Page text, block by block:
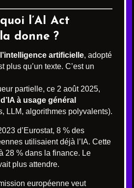
l’AI Act
donne ?
artificielle, adopté
plus qu’un texte. C’est un
partielle, ce 2 août 2025,
à usage général
LLM, algorithmes polyvalents).
d’Eurostat, 8 % des
utilisaient déjà l’IA. Cette
28 % dans la finance. Le
plus attendre.
européenne veut